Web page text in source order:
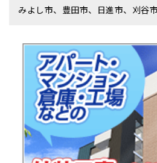
みよし市、豊田市、日進市、刈谷